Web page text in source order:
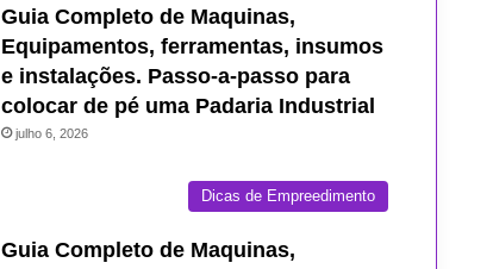
Guia Completo de Maquinas,
Equipamentos, ferramentas, insumos
e instalações. Passo-a-passo para
colocar de pé uma Padaria Industrial
julho 6, 2026
Dicas de Empreedimento
Guia Completo de Maquinas,